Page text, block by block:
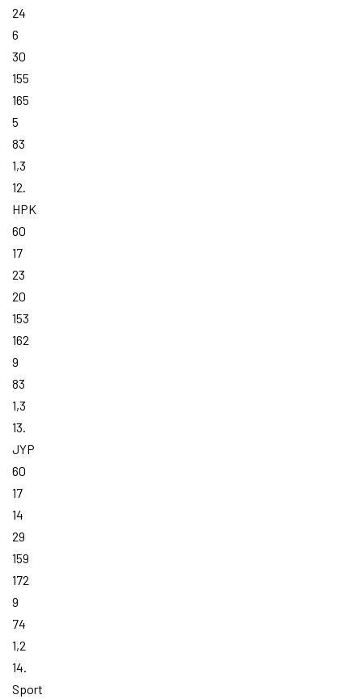
24
6
30
155
165
5
83
1,3
12.
HPK
60
17
23
20
153
162
9
83
1,3
13.
JYP
60
17
14
29
159
172
9
74
1,2
14.
Sport